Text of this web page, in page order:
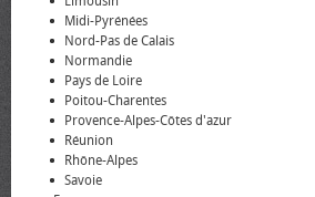
Midi-Pyrénées
Nord-Pas de Calais
Normandie
Pays de Loire
Poitou-Charentes
Provence-Alpes-Côtes d'azur
Réunion
Rhône-Alpes
Savoie